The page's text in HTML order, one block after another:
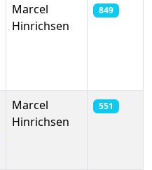
Marcel
Hinrichsen
849
Marcel
Hinrichsen
551